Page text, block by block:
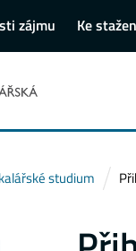
zájmu Ke
studium